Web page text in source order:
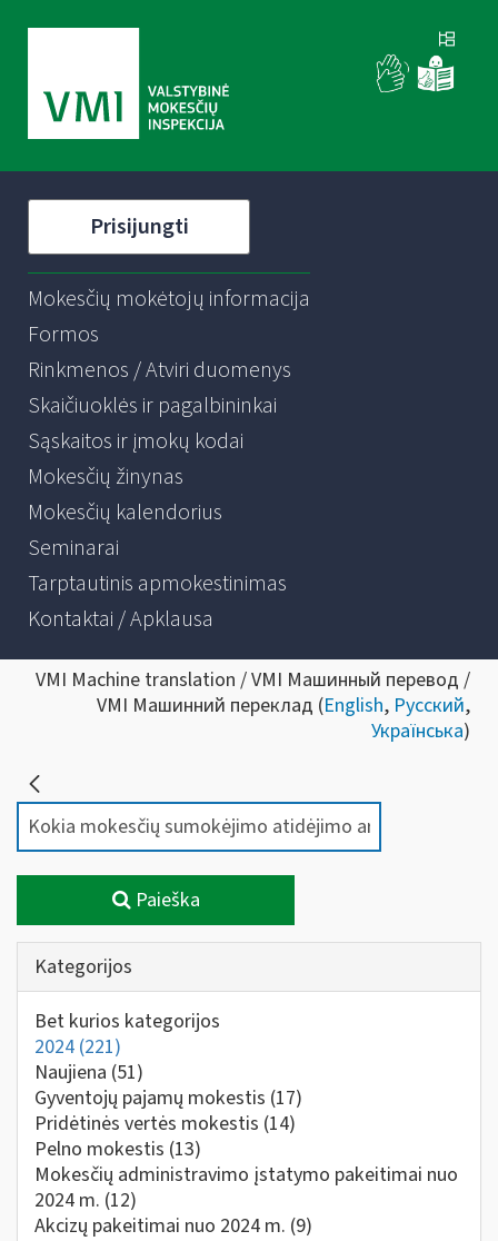
Prisijungti
Mokesčių mokėtojų informacija
Formos
Rinkmenos / Atviri duomenys
Skaičiuoklės ir pagalbininkai
Sąskaitos ir įmokų kodai
Mokesčių žinynas
Mokesčių kalendorius
Seminarai
Tarptautinis apmokestinimas
Kontaktai / Apklausa
VMI Machine translation / VMI Машинный перевод /
VMI Машинний переклад (English, Русский,
Українська)
Paieška
Kategorijos
Bet kurios kategorijos
2024 (221)
Naujiena (51)
Gyventojų pajamų mokestis (17)
Pridėtinės vertės mokestis (14)
Pelno mokestis (13)
Mokesčių administravimo įstatymo pakeitimai nuo
2024 m. (12)
Akcizų pakeitimai nuo 2024 m. (9)